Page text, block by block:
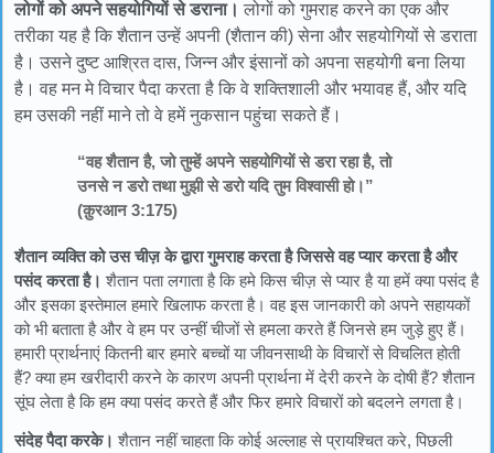
लोगों को अपने सहयोगियों से डराना। लोगों को गुमराह करने का एक और
तरीका यह है कि शैतान उन्हें अपनी (शैतान की) सेना और सहयोगियों से डराता
है। उसने दुष्टआश्रित दास, जिन्न और इंसानों को अपना सहयोगी बना लिया
है। वह मन मे विचार पैदा करता है कि वे शक्तिशाली और भयावह हैं, और यदि
हम उसकी नहीं माने तो वे हमें नुकसान पहुंचा सकते हैं।
“वह शैतान है, जो तुम्हें अपने सहयोगियों से डरा रहा है, तो
उनसे न डरो तथा मुझी से डरो यदि तुम विश्वासी हो।”
(क़ुरआन 3:175)
शैतान व्यक्ति को उस चीज़ के द्वारा गुमराह करता है जिससे वह प्यार करता है और
पसंद करता है। शैतान पता लगाता है कि हमे किस चीज़ से प्यार है या हमें क्या पसंद है
और इसका इस्तेमाल हमारे खिलाफ करता है। वह इस जानकारी को अपने सहायकों
को भी बताता है और वे हम पर उन्हीं चीजों से हमला करते हैं जिनसे हम जुड़े हुए हैं।
हमारी प्रार्थनाएं कितनी बार हमारे बच्चों या जीवनसाथी के विचारों से विचलित होती
हैं? क्या हम खरीदारी करने के कारण अपनी प्रार्थना में देरी करने के दोषी हैं? शैतान
सूंघ लेता है कि हम क्या पसंद करते हैं और फिर हमारे विचारों को बदलने लगता है।
संदेह पैदा करके। शैतान नहीं चाहता कि कोई अल्लाह से प्रायश्चित करे, पिछली